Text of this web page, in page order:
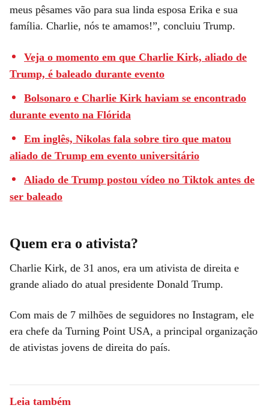
meus pêsames vão para sua linda esposa Erika e sua
família. Charlie, nós te amamos!”, concluiu Trump.
Veja o momento em que Charlie Kirk, aliado de
Trump, é baleado durante evento
Bolsonaro e Charlie Kirk haviam se encontrado
durante evento na Flórida
Em inglês, Nikolas fala sobre tiro que matou
aliado de Trump em evento universitário
Aliado de Trump postou vídeo no Tiktok antes de
ser baleado
Quem era o ativista?
Charlie Kirk, de 31 anos, era um ativista de direita e
grande aliado do atual presidente Donald Trump.
Com mais de 7 milhões de seguidores no Instagram, ele
era chefe da Turning Point USA, a principal organização
de ativistas jovens de direita do país.
Leia também